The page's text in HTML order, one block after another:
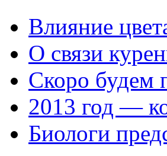
Влияние
О связи
Скоро будем
2013 год —
Биологи